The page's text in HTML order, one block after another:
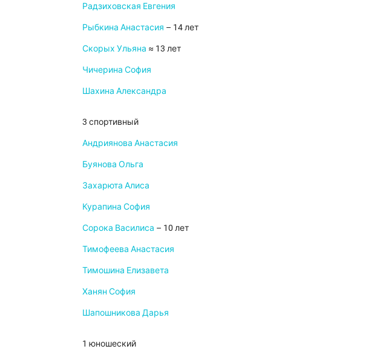
Радзиховская Евгения
Рыбкина Анастасия – 14 лет
Скорых Ульяна ≈ 13 лет
Чичерина София
Шахина Александра
3 спортивный
Андриянова Анастасия
Буянова Ольга
Захарюта Алиса
Курапина София
Сорока Василиса – 10 лет
Тимофеева Анастасия
Тимошина Елизавета
Ханян София
Шапошникова Дарья
1 юношеский